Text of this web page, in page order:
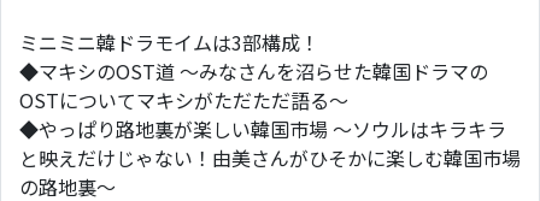
ミニミニ韓ドラモイムは3部構成！
◆マキシのOST道 〜みなさんを沼らせた韓国ドラマの
OSTについてマキシがただただ語る〜
◆やっぱり路地裏が楽しい韓国市場 〜ソウルはキラキラ
と映えだけじゃない！由美さんがひそかに楽しむ韓国市場
の路地裏〜